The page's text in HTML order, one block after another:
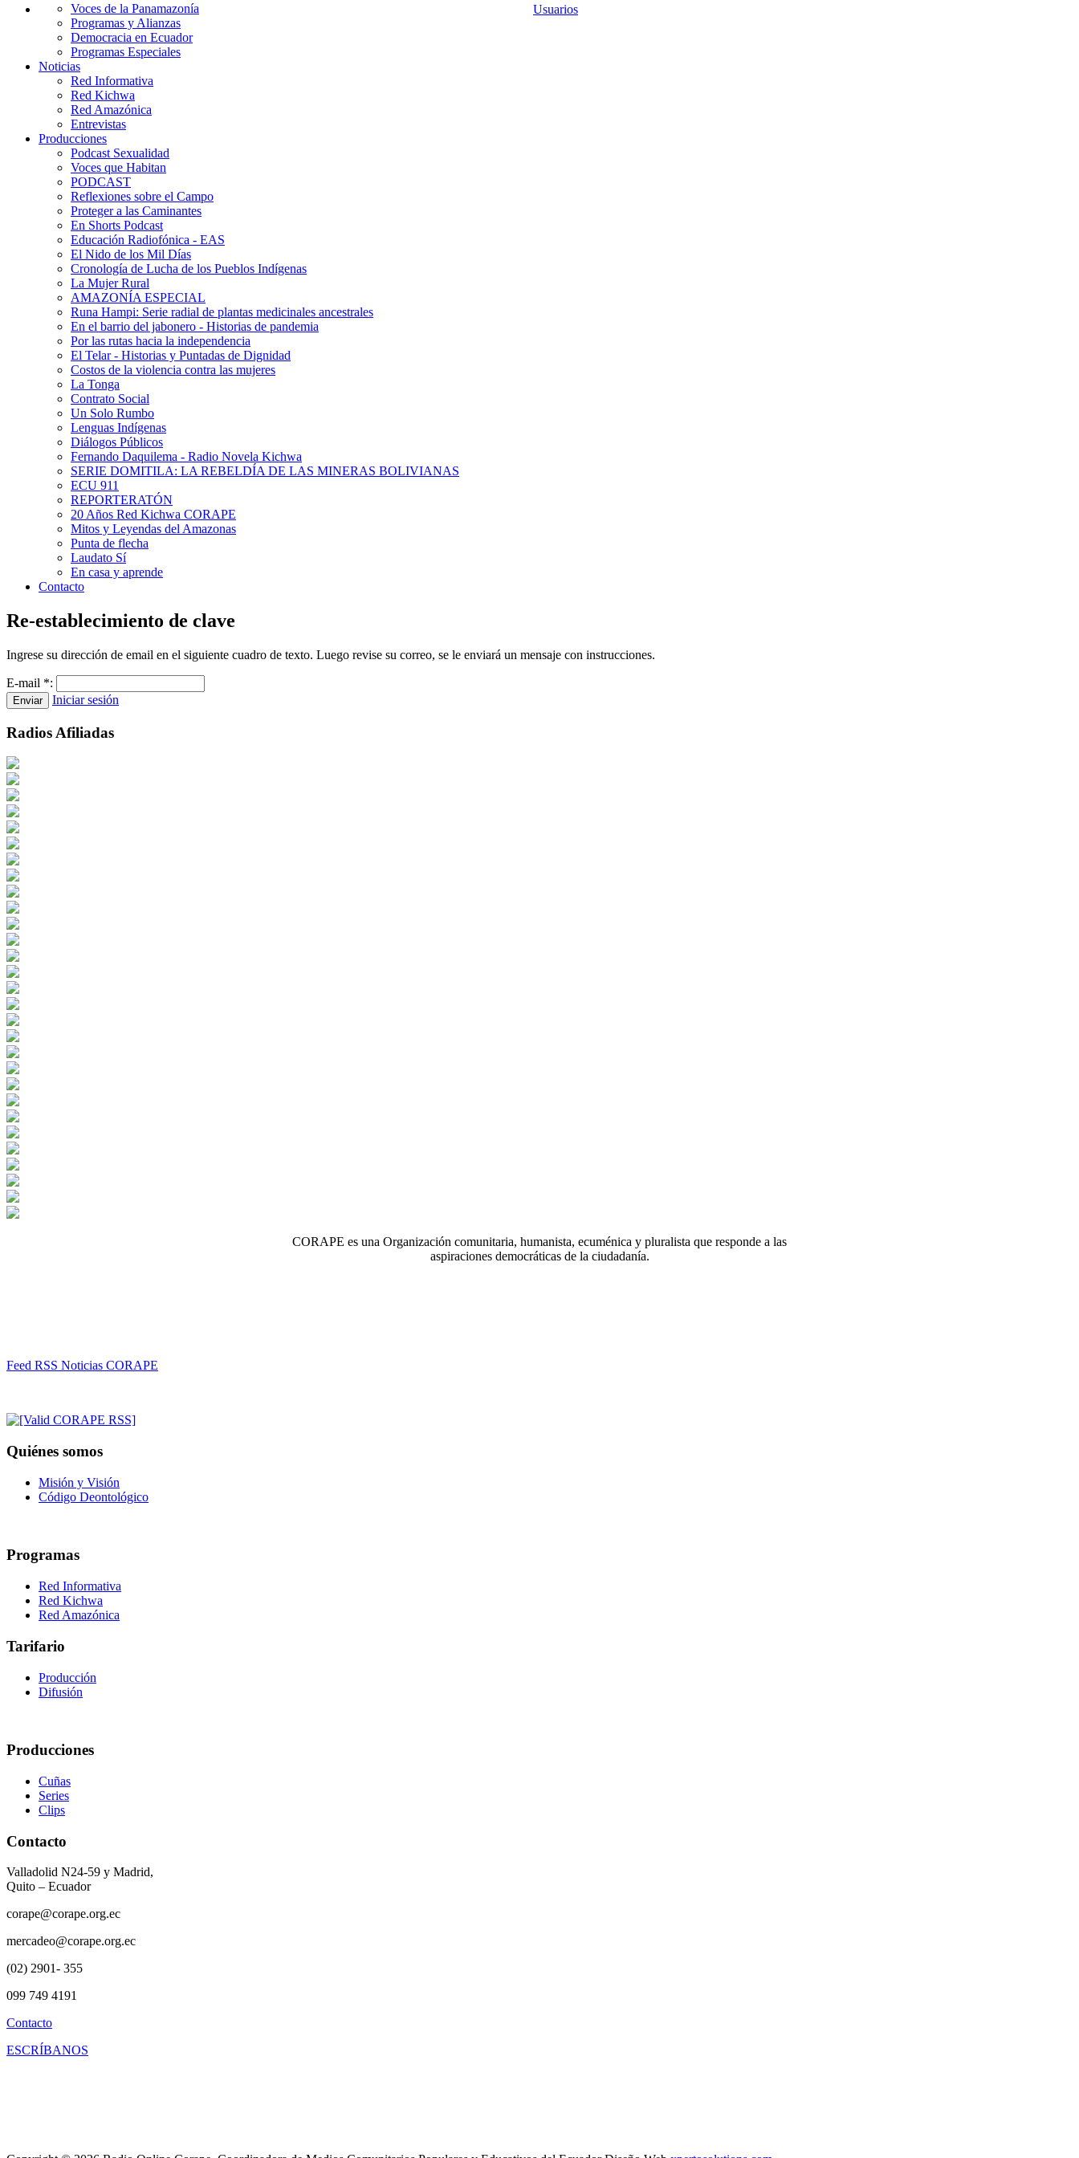
Usuarios
Voces de la Panamazonía
Programas y Alianzas
Democracia en Ecuador
Programas Especiales
Noticias
Red Informativa
Red Kichwa
Red Amazónica
Entrevistas
Producciones
Podcast Sexualidad
Voces que Habitan
PODCAST
Reflexiones sobre el Campo
Proteger a las Caminantes
En Shorts Podcast
Educación Radiofónica - EAS
El Nido de los Mil Días
Cronología de Lucha de los Pueblos Indígenas
La Mujer Rural
AMAZONÍA ESPECIAL
Runa Hampi: Serie radial de plantas medicinales ancestrales
En el barrio del jabonero - Historias de pandemia
Por las rutas hacia la independencia
El Telar - Historias y Puntadas de Dignidad
Costos de la violencia contra las mujeres
La Tonga
Contrato Social
Un Solo Rumbo
Lenguas Indígenas
Diálogos Públicos
Fernando Daquilema - Radio Novela Kichwa
SERIE DOMITILA: LA REBELDÍA DE LAS MINERAS BOLIVIANAS
ECU 911
REPORTERATÓN
20 Años Red Kichwa CORAPE
Mitos y Leyendas del Amazonas
Punta de flecha
Laudato Sí
En casa y aprende
Contacto
Re-establecimiento de clave
Ingrese su dirección de email en el siguiente cuadro de texto. Luego revise su correo, se le enviará un mensaje con instrucciones.
E-mail *:
Enviar Iniciar sesión
Radios Afiliadas
CORAPE es una Organización comunitaria, humanista, ecuménica y pluralista que responde a las
aspiraciones democráticas de la ciudadanía.
Feed RSS Noticias CORAPE
Quiénes somos
Misión y Visión
Código Deontológico
Programas
Red Informativa
Red Kichwa
Red Amazónica
Tarifario
Producción
Difusión
Producciones
Cuñas
Series
Clips
Contacto
Valladolid N24-59 y Madrid,
Quito – Ecuador
corape@corape.org.ec
mercadeo@corape.org.ec
(02) 2901- 355
099 749 4191
Contacto
ESCRÍBANOS